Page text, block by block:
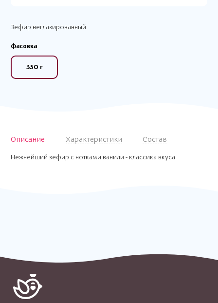
Зефир неглазированный
Фасовка
350 г
Описание Характеристики Состав
Нежнейший зефир с нотками ванили - классика вкуса